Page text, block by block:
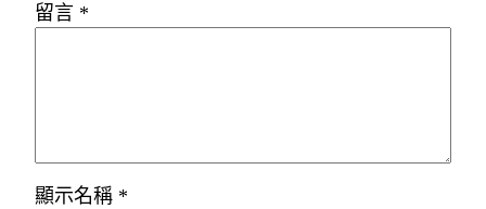
留言 *
顯示名稱 *